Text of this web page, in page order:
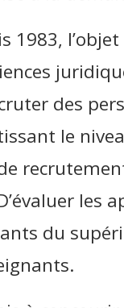
1983,
des
le
les
du